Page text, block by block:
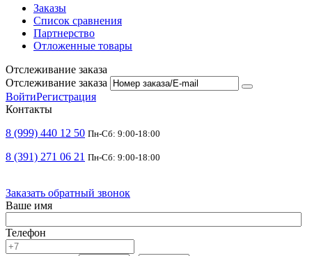
Заказы
Список сравнения
Партнерство
Отложенные товары
Отслеживание заказа
Отслеживание заказа
ВойтиРегистрация
Контакты
8 (999) 440 12 50 Пн-Сб: 9:00-18:00
8 (391) 271 06 21 Пн-Сб: 9:00-18:00
Заказать обратный звонок
Ваше имя
Телефон